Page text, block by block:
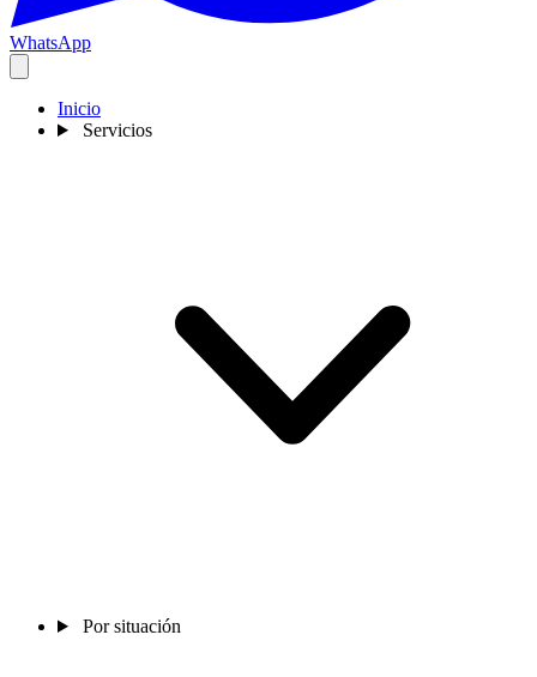
WhatsApp
Inicio
Servicios
Por situación